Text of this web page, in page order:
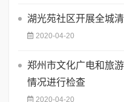
湖光苑社区开展全城
2020-04-20
郑州市文化广电和旅
情况进行检查
2020-04-20